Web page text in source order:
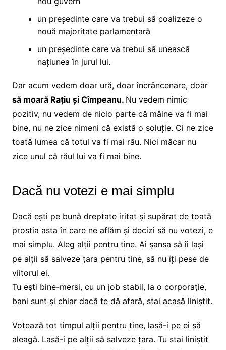
un președinte care va trebui să coalizeze o
nouă majoritate parlamentară
un președinte care va trebui să unească
națiunea în jurul lui.
Dar acum vedem doar ură, doar încrâncenare, doar
să moară Rațiu și Cîmpeanu. Nu vedem nimic
pozitiv, nu vedem de nicio parte că mâine va fi mai
bine, nu ne zice nimeni că există o soluție. Ci ne zice
toată lumea că totul va fi mai rău. Nici măcar nu
zice unul că răul lui va fi mai bine.
Dacă nu votezi e mai simplu
Dacă ești pe bună dreptate iritat și supărat de toată
prostia asta în care ne aflăm și decizi să nu votezi, e
mai simplu. Aleg alții pentru tine. Ai șansa să îi lași
pe alții să salveze țara pentru tine, să nu îți pese de
viitorul ei.
Tu ești bine-mersi, cu un job stabil, la o corporație,
bani sunt și chiar dacă te dă afară, stai acasă liniștit.
Votează tot timpul alții pentru tine, lasă-i pe ei să
aleagă. Lasă-i pe alții să salveze țara. Tu stai liniștit